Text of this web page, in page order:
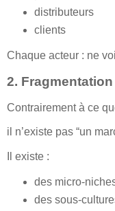
distributeurs
clients
Chaque acteur : ne
2.
Contrairement à ce
il n’existe pas “un
Il existe :
des micro-
des sous-